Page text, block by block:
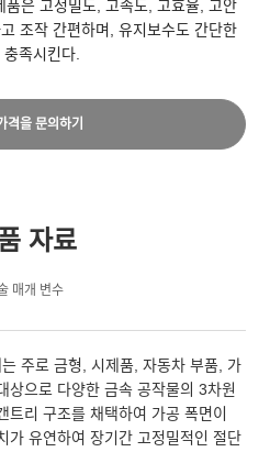
은 고정밀도, 고속도, 고효율, 고안
조작 간편하며, 유지보수도 간단한
족시킨다.
격을 문의하기
자료
매개 변수
주로 금형, 시제품, 자동차 부품, 가
상으로 다양한 금속 공작물의 3차원
리 구조를 채택하여 가공 폭면이
가 유연하여 장기간 고정밀적인 절단